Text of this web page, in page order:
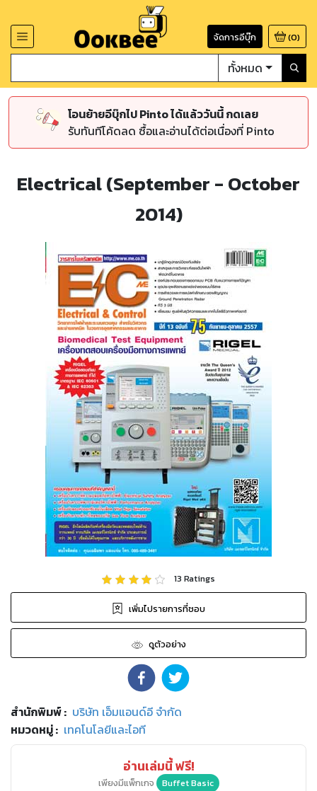
จัดการอีบุ๊ก (0)
ทั้งหมด
โอนย้ายอีบุ๊กไป Pinto ได้แล้ววันนี้ กดเลย
รับทันทีโค้ดลด ซื้อและอ่านได้ต่อเนื่องที่ Pinto
Electrical (September - October
2014)
13 Ratings
เพิ่มไปรายการที่ชอบ
ดูตัวอย่าง
สำนักพิมพ์: บริษัท เอ็มแอนด์อี จำกัด
หมวดหมู่: เทคโนโลยีและไอที
อ่านเล่มนี้ ฟรี!
เพียงมีแพ็กเกจ Buffet Basic